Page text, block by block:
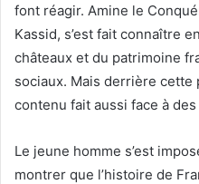
font réagir. Amine le
Kassid, s’est fait connaître
châteaux et du patrimoine
sociaux. Mais derrière cette
contenu fait aussi face à
Le jeune homme s’est
montrer que l’histoire de